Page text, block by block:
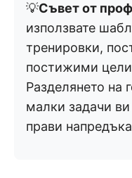
💡Съвет от
използвате
тренировки,
постижими
Разделянето на
малки задачи
прави